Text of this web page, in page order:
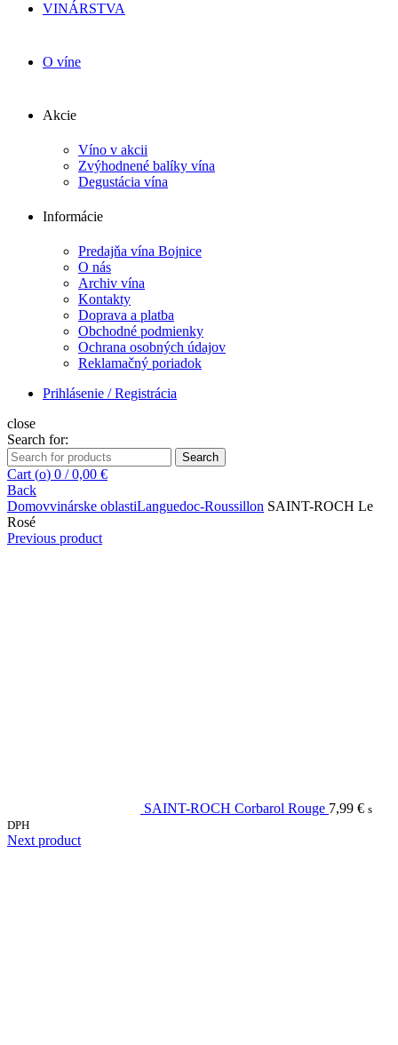
VINÁRSTVA
O víne
Akcie
Víno v akcii
Zvýhodnené balíky vína
Degustácia vína
Informácie
Predajňa vína Bojnice
O nás
Archiv vína
Kontakty
Doprava a platba
Obchodné podmienky
Ochrana osobných údajov
Reklamačný poriadok
Prihlásenie / Registrácia
close
Search for:
Search
Cart (o) 0 / 0,00 €
Back
Domovvinárske oblastiLanguedoc-Roussillon SAINT-ROCH Le
Rosé
Previous product
SAINT-ROCH Corbarol Rouge 7,99 € s
DPH
Next product